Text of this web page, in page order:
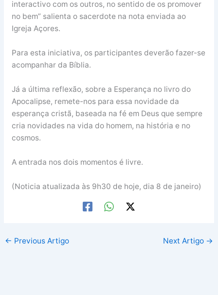
interactivo com os outros, no sentido de os promover
no bem” salienta o sacerdote na nota enviada ao
Igreja Açores.
Para esta iniciativa, os participantes deverão fazer-se
acompanhar da Bíblia.
Já a última reflexão, sobre a Esperança no livro do
Apocalipse, remete-nos para essa novidade da
esperança cristã, baseada na fé em Deus que sempre
cria novidades na vida do homem, na história e no
cosmos.
A entrada nos dois momentos é livre.
(Noticia atualizada às 9h30 de hoje, dia 8 de janeiro)
← Previous Artigo Next Artigo →